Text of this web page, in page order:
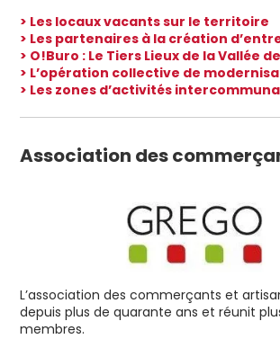
> Les locaux vacants sur le territoire
> Les partenaires à la création
> O!Buro : Le Tiers Lieux de la Vallée
> L’opération collective de
> Les zones d’activités
Association des
L’association des commerçants et
depuis plus de quarante ans et réunit
membres.